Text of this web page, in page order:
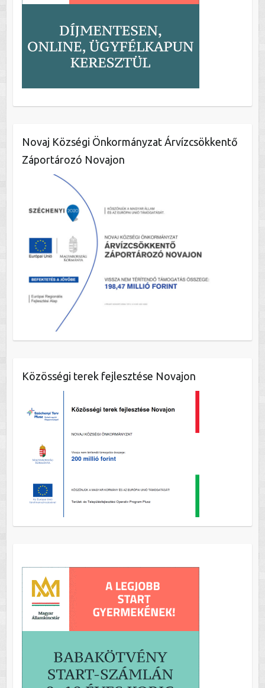
Novaj Községi Önkormányzat Árvízcsökkentő
Záportározó Novajon
Közösségi terek fejlesztése Novajon